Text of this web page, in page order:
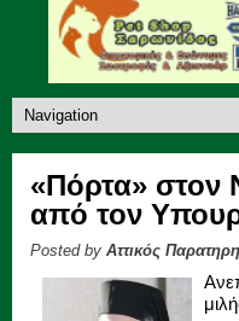
«Πόρτα» στον
από τον
Posted by Αττικός